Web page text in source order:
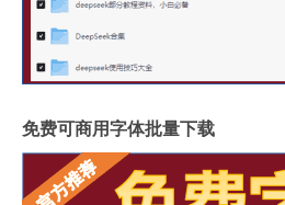
免费可商用字体批量下载